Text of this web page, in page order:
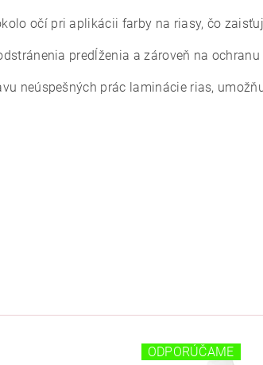
očí pri aplikácii farby na riasy, čo
predĺženia a zároveň na
neúspešných prác laminácie rias,
ODPORÚČAME